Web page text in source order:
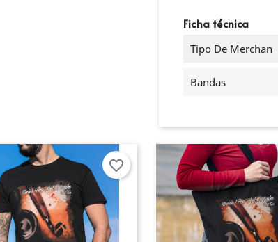
Ficha técnica
Tipo De Merchan
Bandas
favorite_border